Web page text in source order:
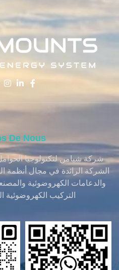
De Nous
شركة شيامن لتكنولوجيا
الشركة الرائدة في مجال أنظمة
والدعامات الكهروضوئية
التركيب